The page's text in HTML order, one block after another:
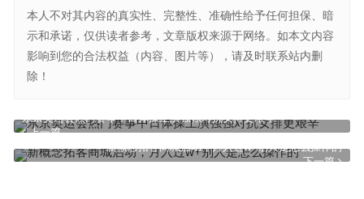
本人不对其内容的真实性、完整性、准确性给予任何担保、暗
示和承诺，仅供读者参考，文章版权来源于网络。如本文内容
影响到您的合法权益（内容、图片等），请及时联系站内删
除！
上一篇
东京奥运会热门赛事中日体操上演强强对抗女排更艰辛
下一篇
新概念拓客商城启动，月入过w+别人是怎么操作的